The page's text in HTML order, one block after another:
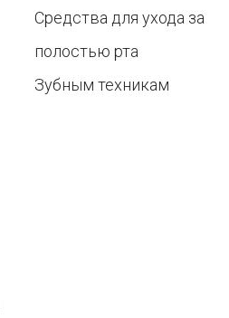
Средства для ухода за
полостью рта
Зубным техникам